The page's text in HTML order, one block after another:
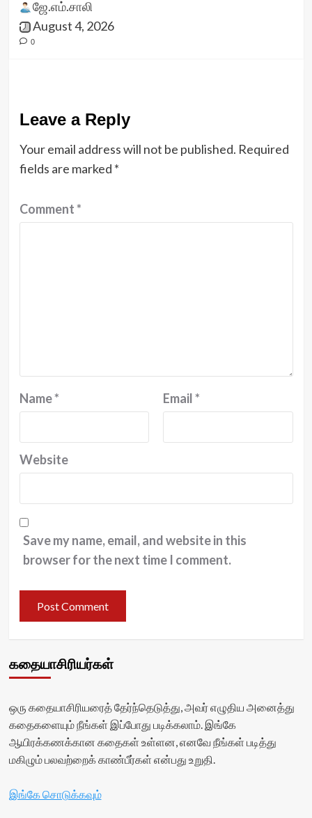
ஜே.எம்.சாலி
August 4, 2026
0
Leave a Reply
Your email address will not be published. Required
fields are marked *
Comment*
Name* Email*
Website
Save my name, email, and website in this
browser for the next time I comment.
கதையாசிரியர்கள்
ஒரு கதையாசிரியரைத் தேர்ந்தெடுத்து, அவர் எழுதிய அனைத்து
கதைகளையும் நீங்கள் இப்போது படிக்கலாம். இங்கே
ஆயிரக்கணக்கான கதைகள் உள்ளன, எனவே நீங்கள் படித்து
மகிழும் பலவற்றைக் காண்பீர்கள் என்பது உறுதி.
இங்கே சொடுக்கவும்